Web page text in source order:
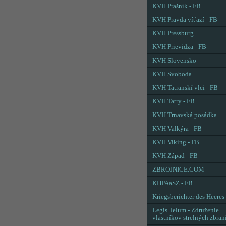
KVH Prašník - FB
KVH Pravda víťazí - FB
KVH Pressburg
KVH Prievidza - FB
KVH Slovensko
KVH Svoboda
KVH Tatranskí vlci - FB
KVH Tatry - FB
KVH Trnavská posádka
KVH Valkýra - FB
KVH Viking - FB
KVH Západ - FB
ZBROJNICE.COM
KHPAaSZ - FB
Kriegsberichter des Heeres
Legis Telum - Združenie
vlastníkov strelných